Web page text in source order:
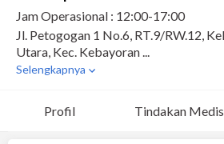
Profil Tindakan Medis